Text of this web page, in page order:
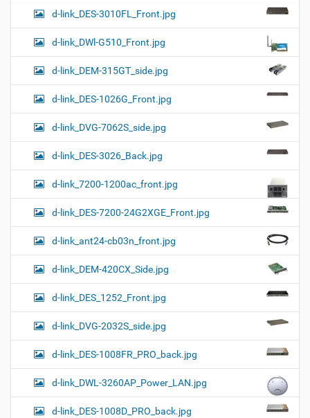
d-link_DES-3010FL_Front.jpg
d-link_DWl-G510_Front.jpg
d-link_DEM-315GT_side.jpg
d-link_DES-1026G_Front.jpg
d-link_DVG-7062S_side.jpg
d-link_DES-3026_Back.jpg
d-link_7200-1200ac_front.jpg
d-link_DES-7200-24G2XGE_Front.jpg
d-link_ant24-cb03n_front.jpg
d-link_DEM-420CX_Side.jpg
d-link_DES_1252_Front.jpg
d-link_DVG-2032S_side.jpg
d-link_DES-1008FR_PRO_back.jpg
d-link_DWL-3260AP_Power_LAN.jpg
d-link_DES-1008D_PRO_back.jpg